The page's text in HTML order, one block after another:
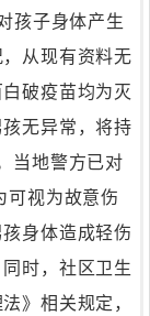
孩子身体产生
从现有资料无
破疫苗均为灭
无异常，将持
当地警方已对
可视为故意伤
身体造成轻伤
时，社区卫生
》相关规定，